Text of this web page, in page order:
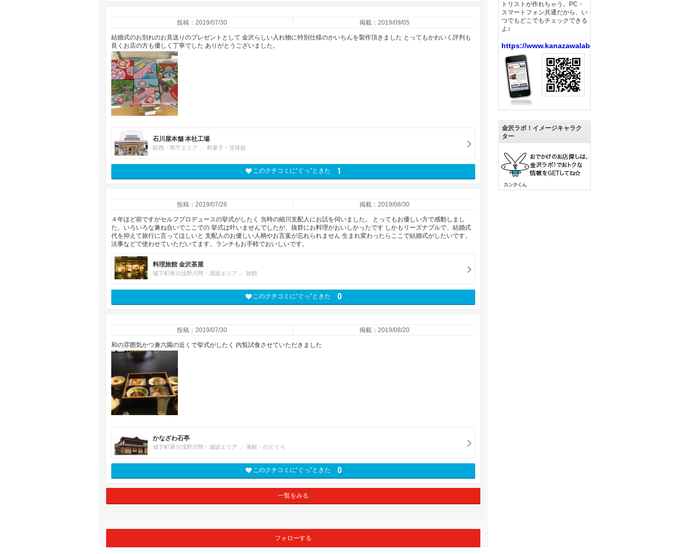
投稿：2019/07/30 掲載：2019/09/05
結婚式のお別れのお見送りのプレゼントとして 金沢らしい入れ物に特別仕様のかいちんを製作頂きました とってもかわいく評判も
良くお店の方も優しく丁寧でした ありがとうございました。
石川屋本舗 本社工場
駅西・県庁エリア 和菓子・甘味処
このクチコミに“ぐっ”ときた 1
投稿：2019/07/26 掲載：2019/08/30
４年ほど前ですがセルフプロデュースの挙式がしたく 当時の細川支配人にお話を伺いました。 とってもお優しい方で感動しまし
た。いろいろな兼ね合いでここでの 挙式は叶いませんでしたが、抜群にお料理がおいしかったです しかもリーズナブルで、結婚式
代を抑えて旅行に言ってほしいと 支配人のお優しい人柄やお言葉が忘れられません 生まれ変わったらここで結婚式がしたいです。
法事などで使わせていただいてます。ランチもお手軽でおいしいです。
料理旅館 金沢茶屋
城下町犀川浅野川間・涌波エリア 旅館
このクチコミに“ぐっ”ときた 0
投稿：2019/07/30 掲載：2019/08/20
和の雰囲気かつ兼六園の近くで挙式がしたく 内覧試食させていただきました
かなざわ石亭
城下町犀川浅野川間・涌波エリア 海鮮・のどぐろ
このクチコミに“ぐっ”ときた 0
一覧をみる
フォローする
トリストが作れちゃう。PC・
スマートフォン共通だから、い
つでもどこでもチェックできる
よ♪
https://www.kanazawalabo.net/
金沢ラボ！イメージキャラク
ター